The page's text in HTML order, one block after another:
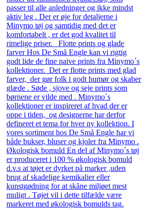
passer til alle anledninger og ikke mindst
aktiv leg . Der er øje for detaljerne i
Minymo tøj og samtidig med det er
komfortabelt , er det god kvalitet til
rimelige priser. Flotte prints og glade
farver Hos De Små Engle kan vi rigtig
godt lide de fine naive prints fra Minymo´s
kollektioner. Det er flotte prints med glad
farver, der gør folk i godt humør og skaber
glæde . Søde , sjove og seje prints som
børnene er vilde med . Minymo´s
kollektioner er inspireret af hvad der er
oppe i tiden, og designerne har derfor
defineret et tema for hver ny kollektion. I
vores sortiment hos De Små Engle har vi
både bukser, bluser og kjoler fra Minymo .
Økologisk bomuld En del af Minymo´s tøj
er produceret i 100 % økologisk bomuld
d.v.s at tøjet er dyrket på marker ,uden
brug af skadelige kemikalier eller
kunstgødning for at skåne miljøet mest
muligt . Tøjet vil i dette tilfælde være
markeret med økologisk bomulds tag.